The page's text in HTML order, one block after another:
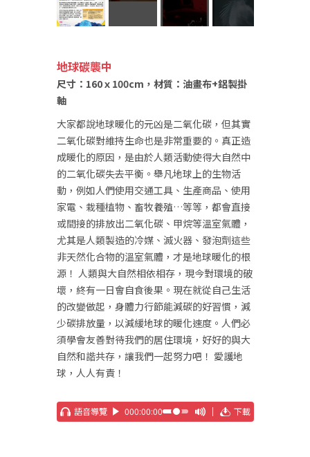
地球碳襲中
尺寸：160ｘ100cm，材質：油畫布+鋁製掛
軸
大家都說地球暖化的元凶是二氧化碳，但其實
二氧化碳對維持生命也是非常重要的。真正造
成暖化的原因，是由於人類活動使得大自然中
的二氧化碳失去平衡。舉凡地球上的生物活
動，例如人們使用交通工具、生產商品、使用
家電、栽種植物、畜牧養殖…等等，都會直接
或間接的排放出二氧化碳、甲烷等溫室氣體，
尤其是人類製造的冷媒、滅火器、發泡劑這些
非天然化合物的溫室氣體，才是地球暖化的根
源！ 人類與大自然相依相存，現今對環境的破
壞，終有一日會自食後果。現在就從自己生活
的改變做起，身體力行節能減碳的好習慣，減
少碳排放量，以減緩地球的暖化速度。人們必
須學會友善對待我們的居住環境，好好的與大
自然和諧共存，讓我們一起努力吧！ 愛護地
球，人人有責！
語音導覽 000:00:00 下載